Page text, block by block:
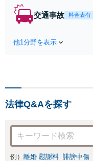
交通事故 料金表有
他1分野を表示
法律Q&Aを探す
例） 離婚 慰謝料 誹謗中傷